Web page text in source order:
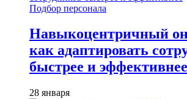
Подбор персонала
Навыкоцентричный
как адаптировать
быстрее и эффективнее
28 января